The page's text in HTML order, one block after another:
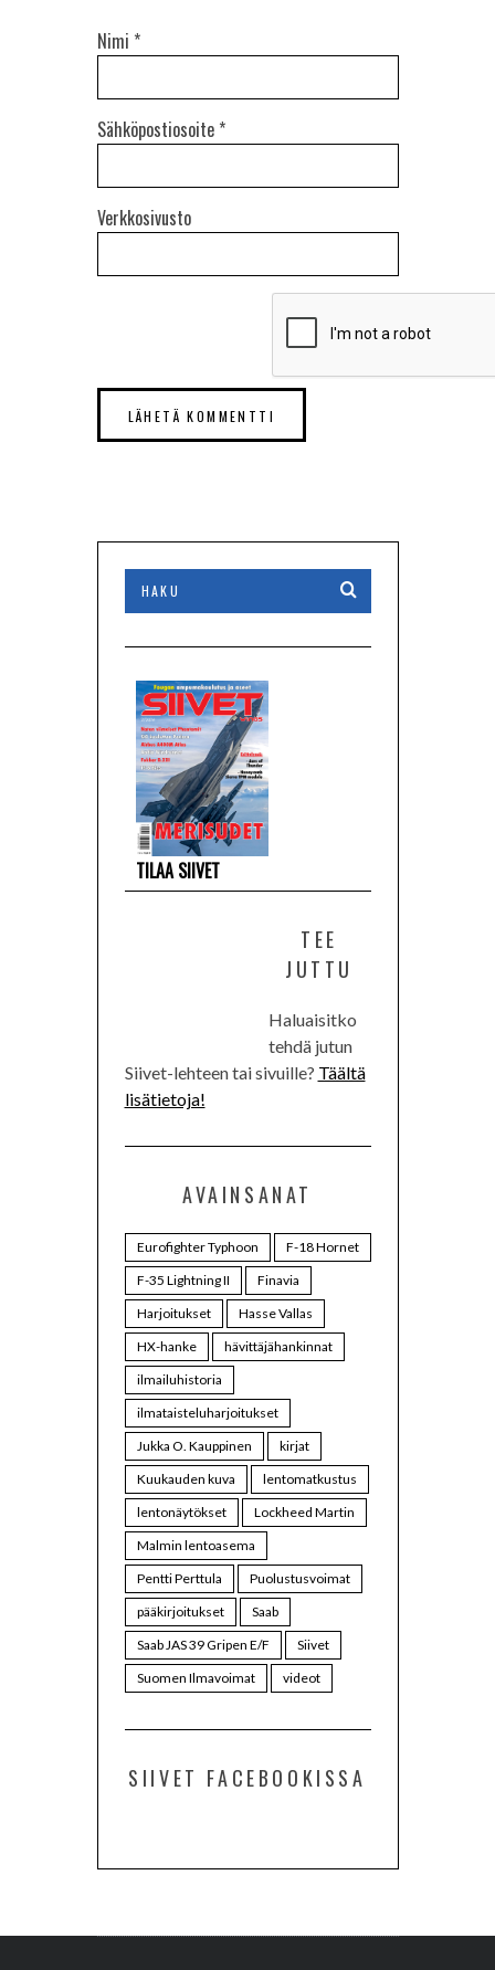
Nimi *
Sähköpostiosoite *
Verkkosivusto
TILAA SIIVET
TEE
JUTTU
Haluaisitko
tehdä jutun
Siivet-lehteen tai sivuille? Täältä
lisätietoja!
AVAINSANAT
Eurofighter Typhoon
F-18 Hornet
F-35 Lightning II
Finavia
Harjoitukset
Hasse Vallas
HX-hanke
hävittäjähankinnat
ilmailuhistoria
ilmataisteluharjoitukset
Jukka O. Kauppinen
kirjat
Kuukauden kuva
lentomatkustus
lentonäytökset
Lockheed Martin
Malmin lentoasema
Pentti Perttula
Puolustusvoimat
pääkirjoitukset
Saab
Saab JAS 39 Gripen E/F
Siivet
Suomen Ilmavoimat
videot
SIIVET FACEBOOKISSA